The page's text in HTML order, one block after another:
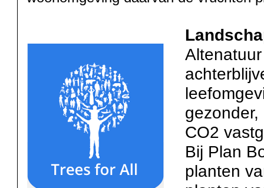
CO2
Bij Plan
planten